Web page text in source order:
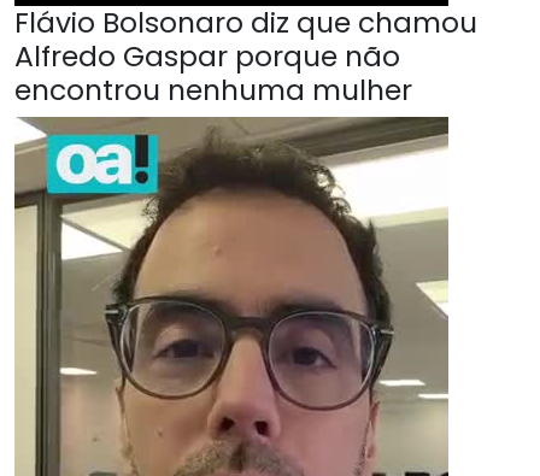
Flávio Bolsonaro diz que chamou
Alfredo Gaspar porque não
encontrou nenhuma mulher